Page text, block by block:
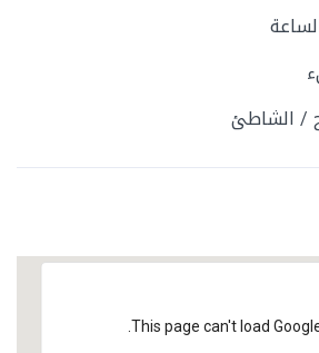
/ الشاطئ
This page can't load